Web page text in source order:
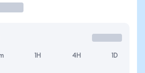
1H 4H 1D